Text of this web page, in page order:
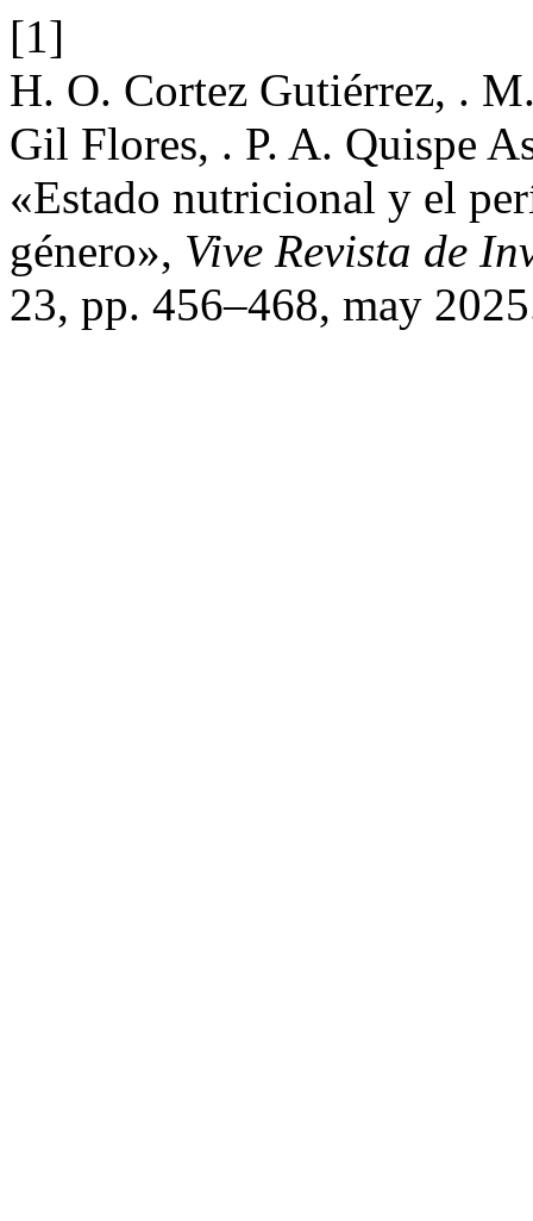
[1]
H. O. Cortez Gutiérrez, .
Gil Flores, . P. A. Quispe
«Estado nutricional y el
género», Vive Revista de
23, pp. 456–468, may